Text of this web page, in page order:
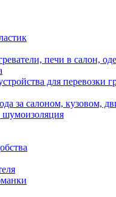
печи в салон,
для перевозки
за салоном, кузовом,
шумоизоляция